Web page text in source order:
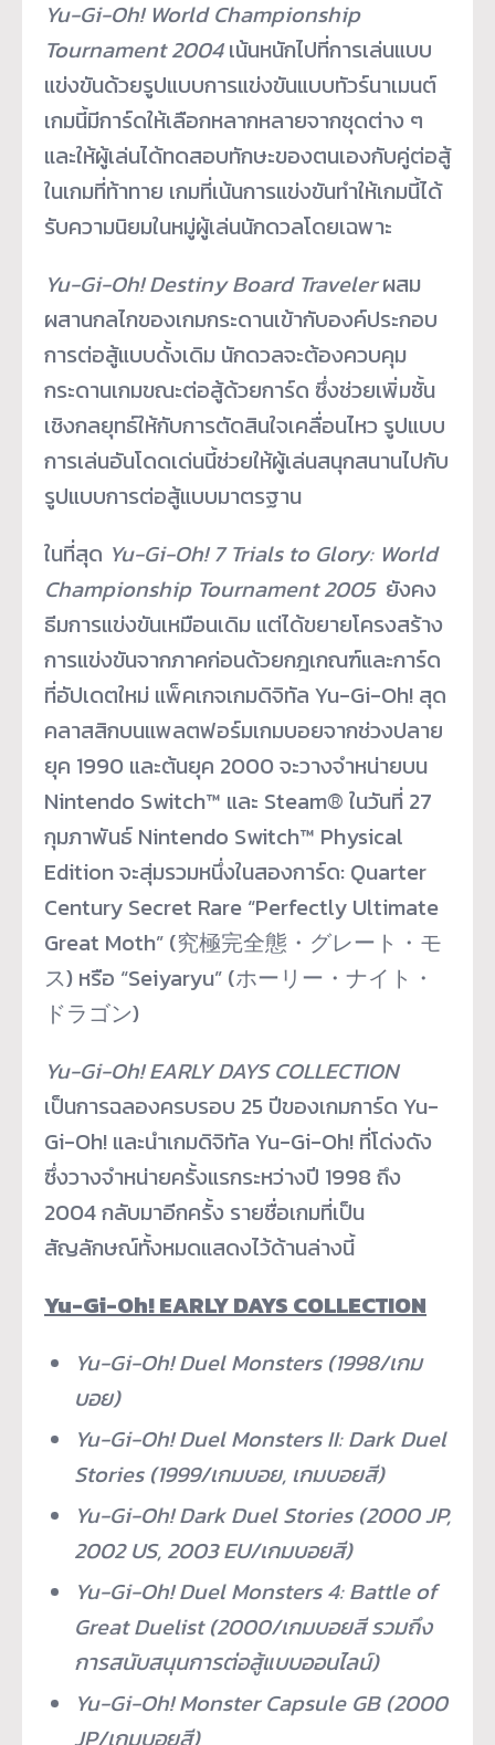
Yu-Gi-Oh! World Championship
Tournament 2004เน้นหนักไปที่การเล่นแบบ
แข่งขันด้วยรูปแบบการแข่งขันแบบทัวร์นาเมนต์
เกมนี้มีการ์ดให้เลือกหลากหลายจากชุดต่าง ๆ
และให้ผู้เล่นได้ทดสอบทักษะของตนเองกับคู่ต่อสู้
ในเกมที่ท้าทาย เกมที่เน้นการแข่งขันทำให้เกมนี้ได้
รับความนิยมในหมู่ผู้เล่นนักดวลโดยเฉพาะ
Yu-Gi-Oh! Destiny Board Travelerผสม
ผสานกลไกของเกมกระดานเข้ากับองค์ประกอบ
การต่อสู้แบบดั้งเดิม นักดวลจะต้องควบคุม
กระดานเกมขณะต่อสู้ด้วยการ์ด ซึ่งช่วยเพิ่มชั้น
เชิงกลยุทธ์ให้กับการตัดสินใจเคลื่อนไหว รูปแบบ
การเล่นอันโดดเด่นนี้ช่วยให้ผู้เล่นสนุกสนานไปกับ
รูปแบบการต่อสู้แบบมาตรฐาน
ในที่สุด Yu-Gi-Oh!7Trials to Glory: World
Championship Tournament 2005 ยังคง
ธีมการแข่งขันเหมือนเดิม แต่ได้ขยายโครงสร้าง
การแข่งขันจากภาคก่อนด้วยกฎเกณฑ์และการ์ด
ที่อัปเดตใหม่ แพ็คเกจเกมดิจิทัล Yu-Gi-Oh! สุด
คลาสสิกบนแพลตฟอร์มเกมบอยจากช่วงปลาย
ยุค 1990 และต้นยุค 2000 จะวางจำหน่ายบน
Nintendo Switch™ และ Steam® ในวันที่ 27
กุมภาพันธ์ Nintendo Switch™ Physical
Edition จะสุ่มรวมหนึ่งในสองการ์ด: Quarter
Century Secret Rare “Perfectly Ultimate
Great Moth” (究極完全態・グレート・モ
ス) หรือ “Seiyaryu” (ホーリー・ナイト・
ドラゴン)
Yu-Gi-Oh! EARLY DAYS COLLECTION
เป็นการฉลองครบรอบ 25 ปีของเกมการ์ด Yu-
Gi-Oh! และนำเกมดิจิทัล Yu-Gi-Oh! ที่โด่งดัง
ซึ่งวางจำหน่ายครั้งแรกระหว่างปี 1998 ถึง
2004 กลับมาอีกครั้ง รายชื่อเกมที่เป็น
สัญลักษณ์ทั้งหมดแสดงไว้ด้านล่างนี้
Yu-Gi-Oh!EARLY DAYS COLLECTION
Yu-Gi-Oh! Duel Monsters (1998/เกม
บอย)
Yu-Gi-Oh! Duel Monsters II: Dark Duel
Stories (1999/เกมบอย, เกมบอยสี)
Yu-Gi-Oh! Dark Duel Stories (2000 JP,
2002 US, 2003 EU/เกมบอยสี)
Yu-Gi-Oh! Duel Monsters 4: Battle of
Great Duelist (2000/เกมบอยสี รวมถึง
การสนับสนุนการต่อสู้แบบออนไลน์)
Yu-Gi-Oh! Monster Capsule GB (2000
JP/เกมบอยสี)